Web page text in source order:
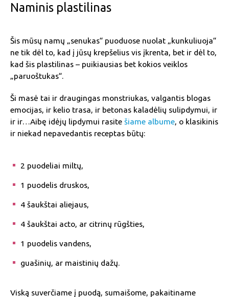
Naminis plastilinas
Šis mūsų namų „senukas“ puoduose nuolat „kunkuliuoja“
ne tik dėl to, kad į jūsų krepšelius vis įkrenta, bet ir dėl to,
kad šis plastilinas – puikiausias bet kokios veiklos
„paruoštukas“.
Ši masė tai ir draugingas monstriukas, valgantis blogas
emocijas, ir kelio trasa, ir betonas kaladėlių sulipdymui, ir
ir ir…Aibę idėjų lipdymui rasite šiame albume, o klasikinis
ir niekad nepavedantis receptas būtų:
2 puodeliai miltų,
1 puodelis druskos,
4 šaukštai aliejaus,
4 šaukštai acto, ar citrinų rūgšties,
1 puodelis vandens,
guašinių, ar maistinių dažų.
Viską suverčiame į puodą, sumaišome, pakaitiname